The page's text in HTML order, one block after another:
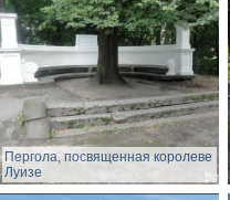
Пергола, посвященная королеве
Луизе